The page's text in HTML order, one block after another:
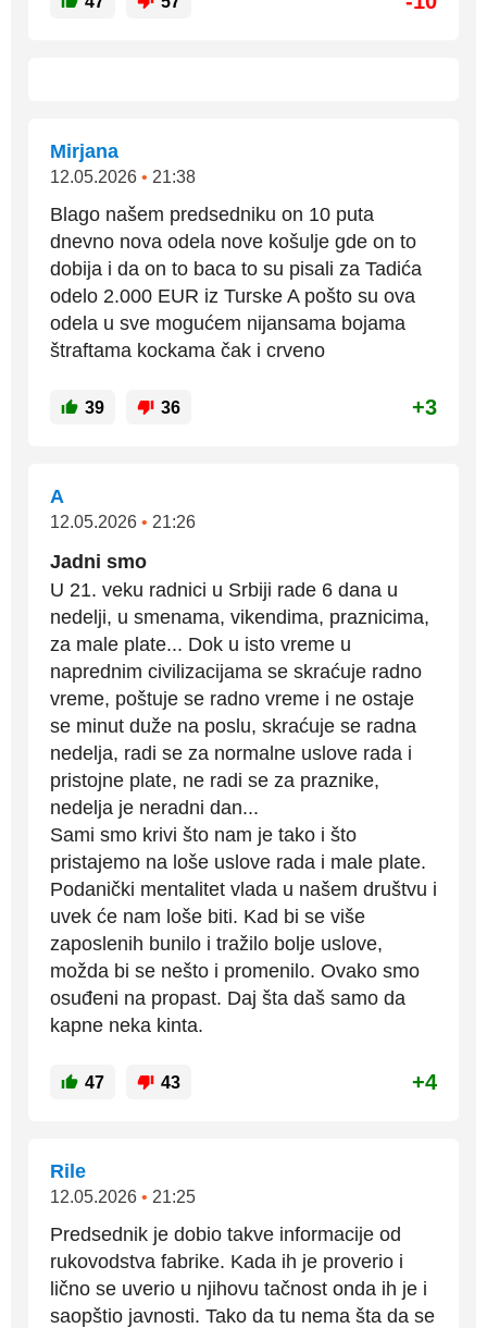
Mirjana
12.05.2026 • 21:38
Blago našem predsedniku on 10 puta
dnevno nova odela nove košulje gde on to
dobija i da on to baca to su pisali za Tadića
odelo 2.000 EUR iz Turske A pošto su ova
odela u sve mogućem nijansama bojama
štraftama kockama čak i crveno
39 36 +3
A
12.05.2026 • 21:26
Jadni smo
U 21. veku radnici u Srbiji rade 6 dana u
nedelji, u smenama, vikendima, praznicima,
za male plate... Dok u isto vreme u
naprednim civilizacijama se skraćuje radno
vreme, poštuje se radno vreme i ne ostaje
se minut duže na poslu, skraćuje se radna
nedelja, radi se za normalne uslove rada i
pristojne plate, ne radi se za praznike,
nedelja je neradni dan...
Sami smo krivi što nam je tako i što
pristajemo na loše uslove rada i male plate.
Podanički mentalitet vlada u našem društvu i
uvek će nam loše biti. Kad bi se više
zaposlenih bunilo i tražilo bolje uslove,
možda bi se nešto i promenilo. Ovako smo
osuđeni na propast. Daj šta daš samo da
kapne neka kinta.
47 43 +4
Rile
12.05.2026 • 21:25
Predsednik je dobio takve informacije od
rukovodstva fabrike. Kada ih je proverio i
lično se uverio u njihovu tačnost onda ih je i
saopštio javnosti. Tako da tu nema šta da se